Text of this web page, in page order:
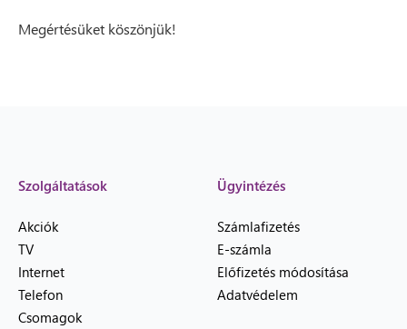
Megértésüket köszönjük!
Szolgáltatások
Akciók
TV
Internet
Telefon
Csomagok
Ügyintézés
Számlafizetés
E-számla
Előfizetés módosítása
Adatvédelem